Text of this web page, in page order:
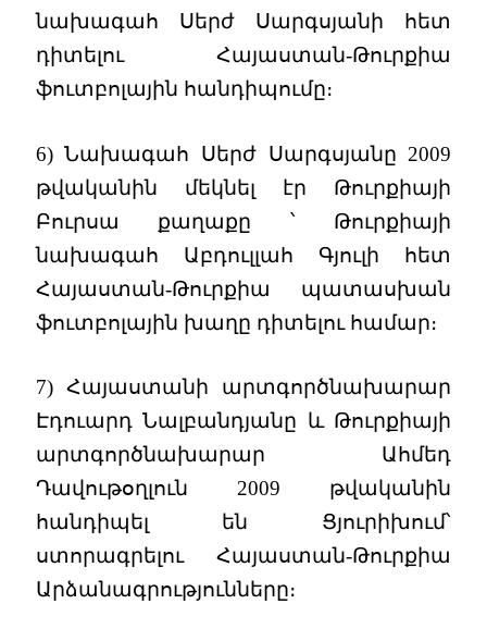
նախագահ Սերժ Սարգսյանի հետ
դիտելու Հայաստան-Թուրքիա
ֆուտբոլային հանդիպումը։
6) Նախագահ Սերժ Սարգսյանը 2009
թվականին մեկնել էր Թուրքիայի
Բուրսա քաղաքը ՝ Թուրքիայի
նախագահ Աբդուլլահ Գյուլի հետ
Հայաստան-Թուրքիա պատասխան
ֆուտբոլային խաղը դիտելու համար։
7) Հայաստանի արտգործնախարար
Էդուարդ Նալբանդյանը և Թուրքիայի
արտգործնախարար Ահմեդ
Դավութօղլուն 2009 թվականին
հանդիպել են Ցյուրիխում՝
ստորագրելու Հայաստան-Թուրքիա
Արձանագրությունները։